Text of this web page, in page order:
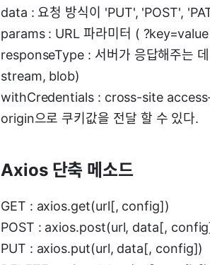
data : 요청 방식이 'PUT', 'POST',
params : URL 파라미터 (
responseType : 서버가 응답해주는
stream, blob)
withCredentials : cross-site
origin으로 쿠키값을 전달 할 수 있다.
Axios 단축 메소드
GET : axios.get(url[, config])
POST : axios.post(url, data[,
PUT : axios.put(url, data[, config])